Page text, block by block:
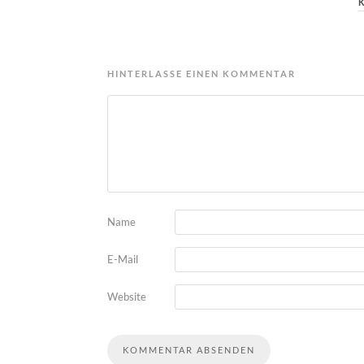
HINTERLASSE EINEN KOMMENTAR
Name
E-Mail
Website